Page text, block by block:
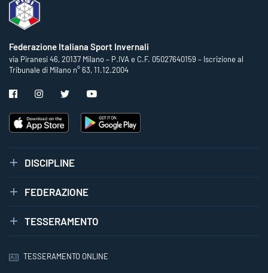
Federazione Italiana Sport Invernali
via Piranesi 46, 20137 Milano – P.IVA e C.F. 05027640159 – Iscrizione al
Tribunale di Milano n° 63, 11.12.2004
DISCIPLINE
FEDERAZIONE
TESSERAMENTO
TESSERAMENTO ONLINE